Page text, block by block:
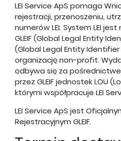
LEI Service ApS pomaga
rejestracji, przenoszeniu,
numerów LEI. System LEI
GLEIF(Global Legal Entity
(Global Legal Entity
organizację non-profit.
odbywa się za
przez GLEIF jednostek LOU
którymi współpracuje LEI
LEI Service ApS jest
Rejestracyjnym GLEIF.